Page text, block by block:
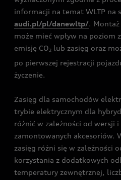
informacji na temat WLTP na
audi.pl/pl/danewltp/.
może mieć wpływ na poziom
emisję CO2 lub zasięg oraz
po pierwszej rejestracji
życzenie.
Zasięg dla samochodów
trybie elektrycznym dla
różnić w zależności od wersji
zamontowanych akcesoriów.
zasięg różni się w zależności
korzystania z dodatkowych
temperatury zewnętrznej,